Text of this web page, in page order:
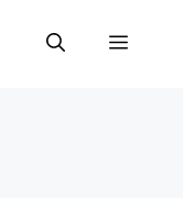
Menu